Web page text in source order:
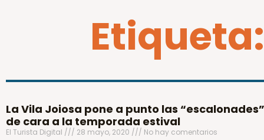
La Vila Joiosa pone a punto las “escalonades”
de cara a la temporada estival
El Turista Digital 28 mayo, 2020 No hay comentarios